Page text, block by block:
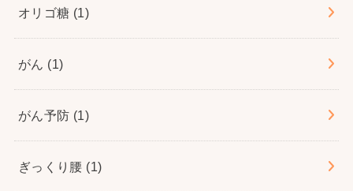
オリゴ糖 (1)
がん (1)
がん予防 (1)
ぎっくり腰 (1)